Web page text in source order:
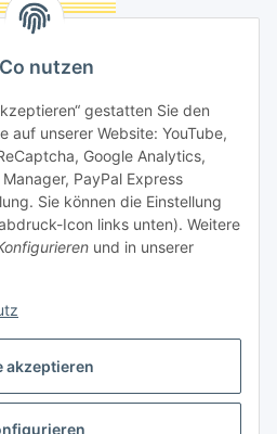
akzeptieren
nutzen
gestatten Sie den
auf unserer Website: YouTube,
Google Analytics,
PayPal Express
Sie können die Einstellung
Icon links unten). Weitere
und in unserer
widerrufen
** siehe Lieferbedingungen, zzgl.